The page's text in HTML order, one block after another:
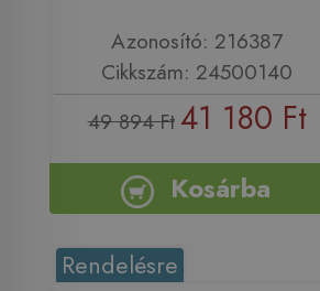
Azonosító: 216387
Cikkszám: 24500140
49 894 Ft 41 180 Ft
Kosárba
Rendelésre